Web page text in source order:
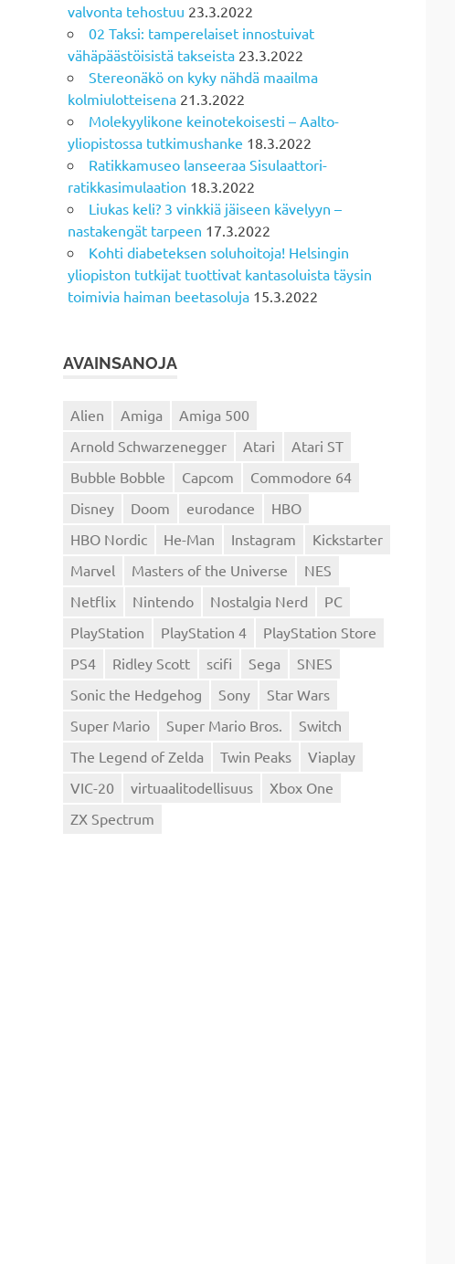
valvonta tehostuu 23.3.2022
02 Taksi: tamperelaiset innostuivat
vähäpäästöisistä takseista 23.3.2022
Stereonäkö on kyky nähdä maailma
kolmiulotteisena 21.3.2022
Molekyylikone keinotekoisesti – Aalto-
yliopistossa tutkimushanke 18.3.2022
Ratikkamuseo lanseeraa Sisulaattori-
ratikkasimulaation 18.3.2022
Liukas keli? 3 vinkkiä jäiseen kävelyyn –
nastakengät tarpeen 17.3.2022
Kohti diabeteksen soluhoitoja! Helsingin
yliopiston tutkijat tuottivat kantasoluista täysin
toimivia haiman beetasoluja 15.3.2022
AVAINSANOJA
Alien Amiga
Amiga 500
Arnold Schwarzenegger
Atari
Atari ST
Bubble Bobble
Capcom
Commodore 64
Disney
Doom eurodance
HBO
HBO Nordic
He-Man Instagram
Kickstarter
Marvel
Masters of the Universe
NES
Netflix
Nintendo Nostalgia Nerd
PC
PlayStation
PlayStation 4
PlayStation Store
PS4
Ridley Scott scifi Sega
SNES
Sonic the Hedgehog
Sony
Star Wars
Super Mario
Super Mario Bros.
Switch
The Legend of Zelda
Twin Peaks
Viaplay
VIC-20
virtuaalitodellisuus
Xbox One
ZX Spectrum